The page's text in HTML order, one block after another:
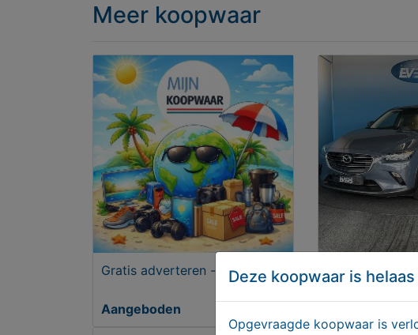
Meer koopwaar
Gratis adverteren - Zo zit dat!
Aangeboden
Mazda CX-3
Deze koopwaar is
Opgevraagde koopwaar is